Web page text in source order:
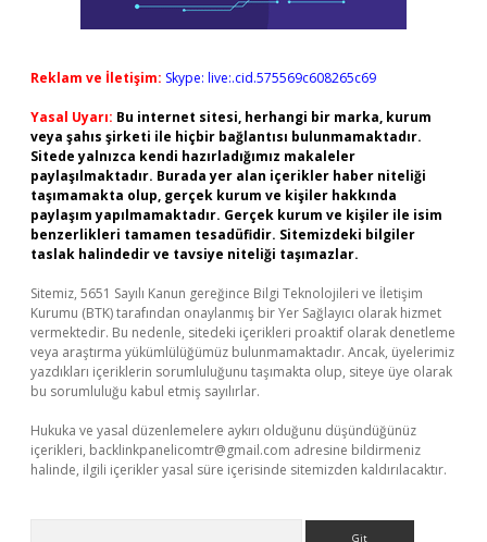
Reklam ve İletişim: Skype: live:.cid.575569c608265c69
Yasal Uyarı: Bu internet sitesi, herhangi bir marka, kurum
veya şahıs şirketi ile hiçbir bağlantısı bulunmamaktadır.
Sitede yalnızca kendi hazırladığımız makaleler
paylaşılmaktadır. Burada yer alan içerikler haber niteliği
taşımamakta olup, gerçek kurum ve kişiler hakkında
paylaşım yapılmamaktadır. Gerçek kurum ve kişiler ile isim
benzerlikleri tamamen tesadüfidir. Sitemizdeki bilgiler
taslak halindedir ve tavsiye niteliği taşımazlar.
Sitemiz, 5651 Sayılı Kanun gereğince Bilgi Teknolojileri ve İletişim
Kurumu (BTK) tarafından onaylanmış bir Yer Sağlayıcı olarak hizmet
vermektedir. Bu nedenle, sitedeki içerikleri proaktif olarak denetleme
veya araştırma yükümlülüğümüz bulunmamaktadır. Ancak, üyelerimiz
yazdıkları içeriklerin sorumluluğunu taşımakta olup, siteye üye olarak
bu sorumluluğu kabul etmiş sayılırlar.
Hukuka ve yasal düzenlemelere aykırı olduğunu düşündüğünüz
içerikleri, backlinkpanelicomtr@gmail.com adresine bildirmeniz
halinde, ilgili içerikler yasal süre içerisinde sitemizden kaldırılacaktır.